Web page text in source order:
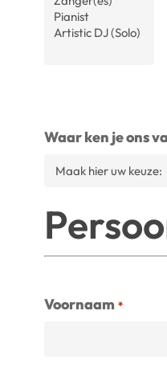
Waar ken je ons
Voornaam *